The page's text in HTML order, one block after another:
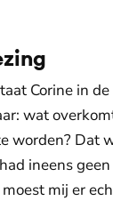
Corine in
wat
worden? Dat
ineens
mij er